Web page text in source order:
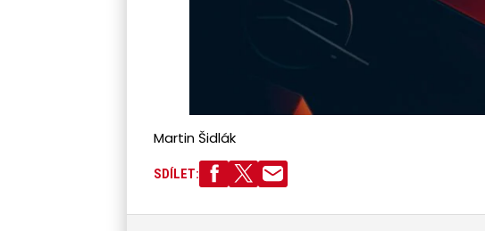
Martin Šidlák
SDÍLET: